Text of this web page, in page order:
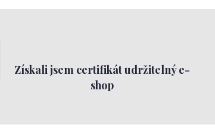
Získali jsem certifikát udržitelný e-
shop